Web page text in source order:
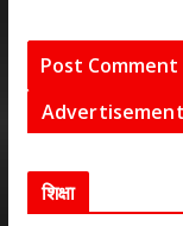
शिक्षा